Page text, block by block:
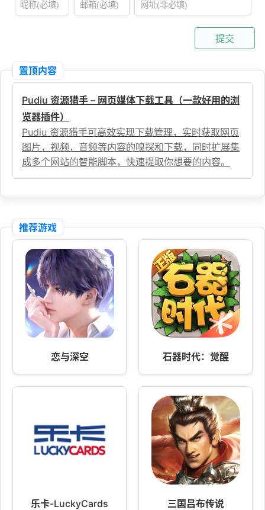
提交
置顶内容
Pudiu 资源猎手 – 网页媒体下载工具（一款好用的浏
览器插件）
Pudiu 资源猎手可高效实现下载管理，实时获取网页
图片，视频，音频等内容的嗅探和下载，同时扩展集
成多个网站的智能脚本，快速提取你想要的内容。
推荐游戏
恋与深空 石器时代：觉醒
乐卡-LuckyCards 三国吕布传说